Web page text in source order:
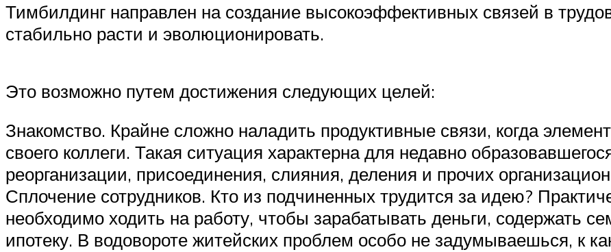
Тимбилдинг направлен на создание высокоэффективных связей в
стабильно расти и эволюционировать.
Это возможно путем достижения следующих целей:
Знакомство. Крайне сложно наладить продуктивные связи, когда
своего коллеги. Такая ситуация характерна для недавно
реорганизации, присоединения, слияния, деления и прочих
Сплочение сотрудников. Кто из подчиненных трудится за идею?
необходимо ходить на работу, чтобы зарабатывать деньги, содержать
ипотеку. В водовороте житейских проблем особо не задумываешься, к